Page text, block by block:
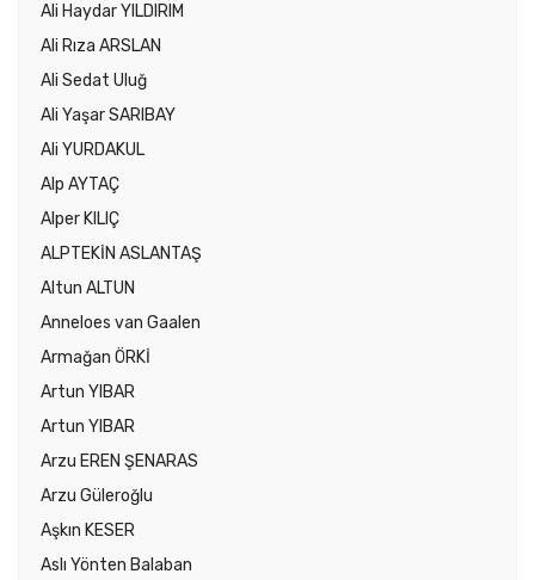
Ali Haydar YILDIRIM
Ali Rıza ARSLAN
Ali Sedat Uluğ
Ali Yaşar SARIBAY
Ali YURDAKUL
Alp AYTAÇ
Alper KILIÇ
ALPTEKİN ASLANTAŞ
Altun ALTUN
Anneloes van Gaalen
Armağan ÖRKİ
Artun YIBAR
Artun YIBAR
Arzu EREN ŞENARAS
Arzu Güleroğlu
Aşkın KESER
Aslı Yönten Balaban